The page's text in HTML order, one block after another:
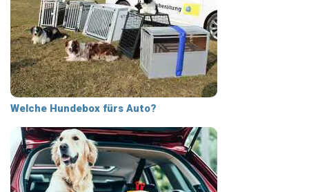
Welche Hundebox fürs Auto?